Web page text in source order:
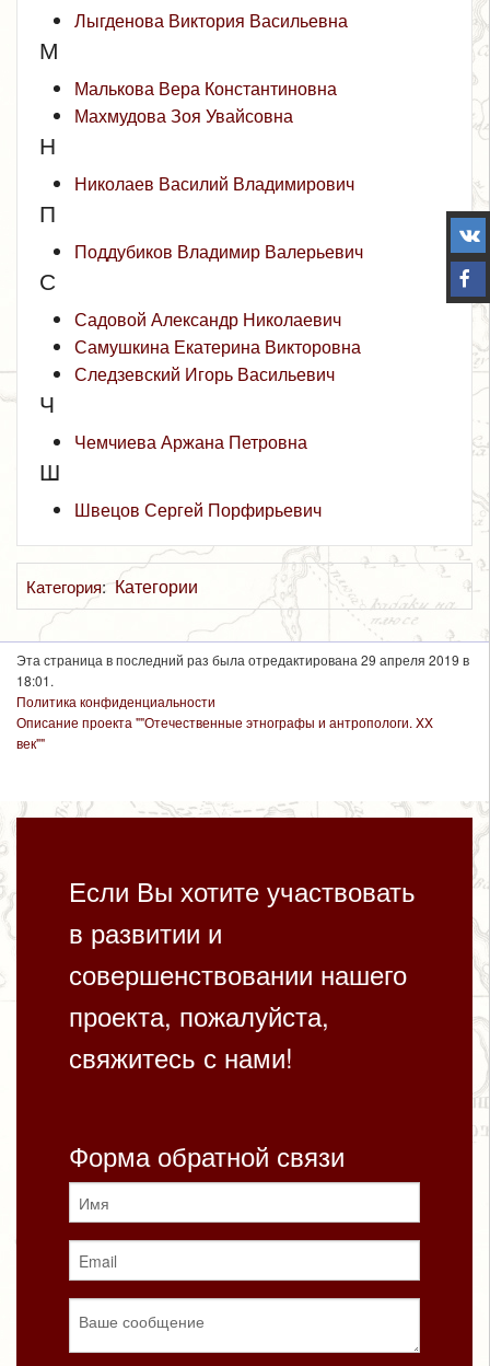
Лыгденова Виктория Васильевна
М
Малькова Вера Константиновна
Махмудова Зоя Увайсовна
Н
Николаев Василий Владимирович
П
Поддубиков Владимир Валерьевич
С
Садовой Александр Николаевич
Самушкина Екатерина Викторовна
Следзевский Игорь Васильевич
Ч
Чемчиева Аржана Петровна
Ш
Швецов Сергей Порфирьевич
Категория: Категории
Эта страница в последний раз была отредактирована 29 апреля 2019 в
18:01.
Политика конфиденциальности
Описание проекта ""Отечественные этнографы и антропологи. XX
век""
Если Вы хотите участвовать
в развитии и
совершенствовании нашего
проекта, пожалуйста,
свяжитесь с нами!
Форма обратной связи